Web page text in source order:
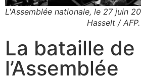
L'Assemblée nationale, le 27 juin
Hasselt / AFP.
La bataille de
l’Assemblée